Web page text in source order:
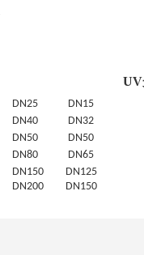
DN25
DN15
DN40
DN32
DN50
DN50
DN80
DN65
DN150
DN125
DN200 DN150
UV